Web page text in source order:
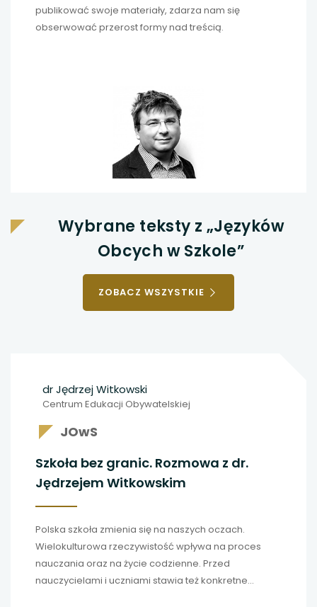
publikować swoje materiały, zdarza nam się
obserwować przerost formy nad treścią.
Wybrane teksty z „Języków
Obcych w Szkole”
ZOBACZ WSZYSTKIE OSOBY
dr Jędrzej Witkowski
Centrum Edukacji Obywatelskiej
JOwS
Szkoła bez granic. Rozmowa z dr.
Jędrzejem Witkowskim
Polska szkoła zmienia się na naszych oczach.
Wielokulturowa rzeczywistość wpływa na proces
nauczania oraz na życie codzienne. Przed
nauczycielami i uczniami stawia też konkretne